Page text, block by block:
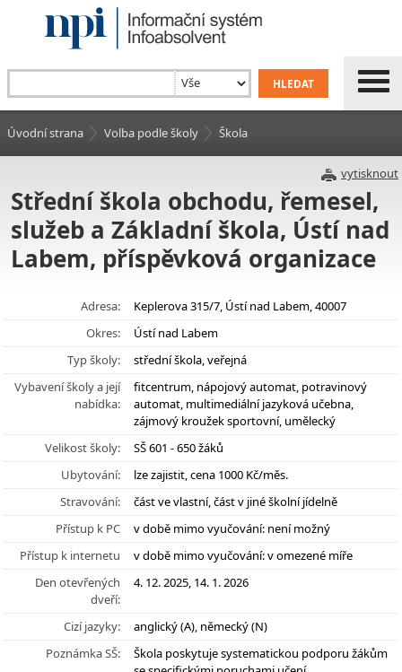
Úvodní strana Volba podle školy Škola
vytisknout
Střední škola obchodu, řemesel,
služeb a Základní škola, Ústí nad
Labem, příspěvková organizace
Adresa:
Keplerova 315/7, Ústí nad Labem, 40007
Okres:
Ústí nad Labem
Typ školy:
střední škola, veřejná
Vybavení školy a její
nabídka:
fitcentrum, nápojový automat, potravinový
automat, multimediální jazyková učebna,
zájmový kroužek sportovní, umělecký
Velikost školy:
SŠ 601 - 650 žáků
Ubytování:
lze zajistit, cena 1000 Kč/měs.
Stravování:
část ve vlastní, část v jiné školní jídelně
Přístup k PC
v době mimo vyučování: není možný
Přístup k internetu
v době mimo vyučování: v omezené míře
Den otevřených
dveří:
4. 12. 2025, 14. 1. 2026
Cizí jazyky:
anglický (A), německý (N)
Poznámka SŠ:
Škola poskytuje systematickou podporu žákům